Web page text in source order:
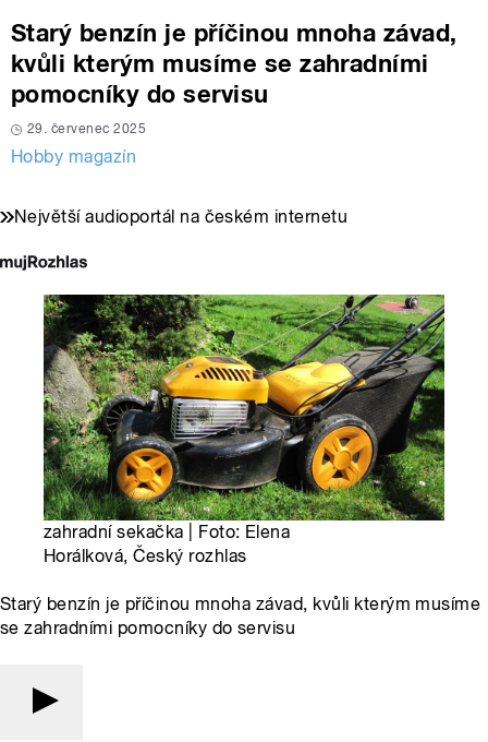
Starý benzín je příčinou mnoha závad,
kvůli kterým musíme se zahradními
pomocníky do servisu
29. červenec 2025
Hobby magazín
Největší audioportál na českém internetu
zahradní sekačka | Foto: Elena
Horálková, Český rozhlas
Starý benzín je příčinou mnoha závad, kvůli kterým musíme
se zahradními pomocníky do servisu